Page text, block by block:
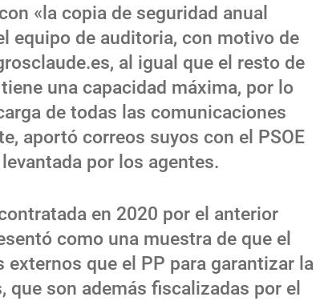
«la copia de seguridad anual
equipo de auditoria, con motivo de
al igual que el resto de
una capacidad máxima, por lo
de todas las comunicaciones
aportó correos suyos con el PSOE
por los agentes.
en 2020 por el anterior
como una muestra de que el
externos que el PP para garantizar la
son además fiscalizadas por el